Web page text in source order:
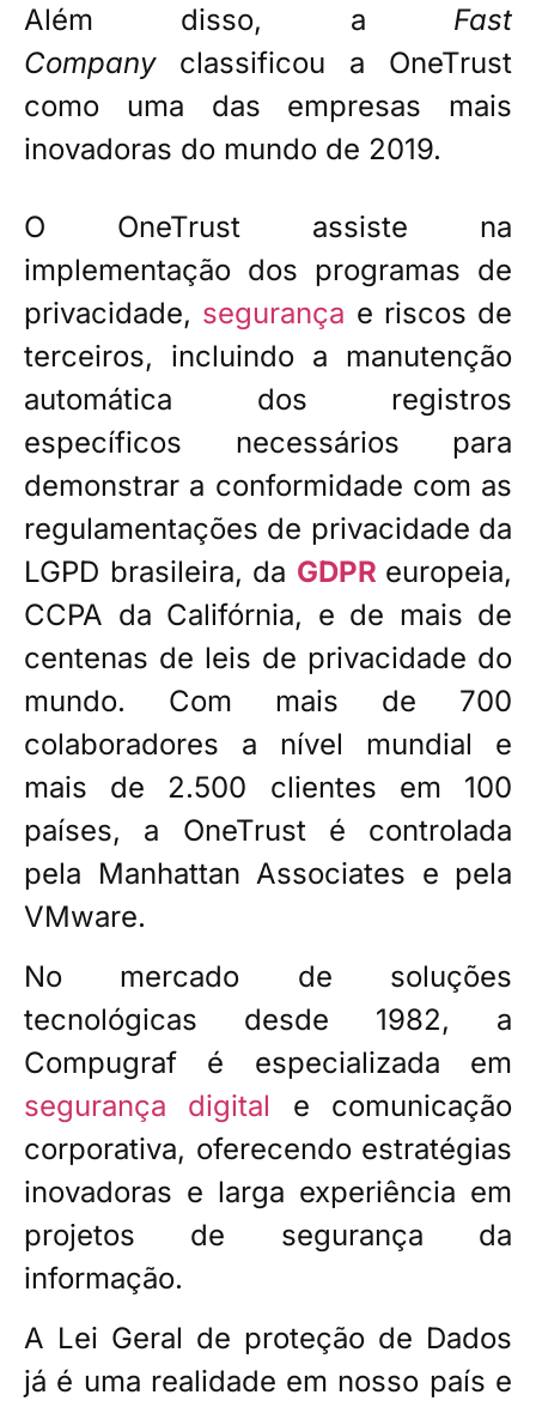
Além disso, a Fast
Companyclassificou a OneTrust
como uma das empresas mais
inovadoras do mundo de 2019.
O OneTrust assiste na
implementação dos programas de
privacidade, segurança e riscos de
terceiros, incluindo a manutenção
automática dos registros
específicos necessários para
demonstrar a conformidade com as
regulamentações de privacidade da
LGPD brasileira, da GDPR europeia,
CCPA da Califórnia, e de mais de
centenas de leis de privacidade do
mundo. Com mais de 700
colaboradores a nível mundial e
mais de 2.500 clientes em 100
países, a OneTrust é controlada
pela Manhattan Associates e pela
VMware.
No mercado de soluções
tecnológicas desde 1982, a
Compugraf é especializada em
segurança digital e comunicação
corporativa, oferecendo estratégias
inovadoras e larga experiência em
projetos de segurança da
informação.
A Lei Geral de proteção de Dados
já é uma realidade em nosso país e